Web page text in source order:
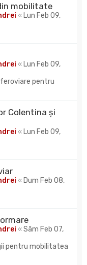
mobilitate
« Lun Feb 09,
« Lun Feb 09,
pentru
Colentina și
« Lun Feb 09,
« Dum Feb 08,
«Sâm Feb 07,
pentru mobilitatea